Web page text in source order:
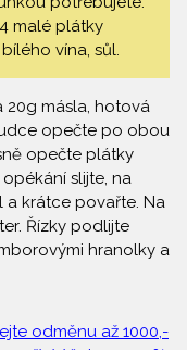
malé plátky
vína, sůl.
20g másla, hotová
opečte po obou
opečte plátky
slijte, na
a krátce povařte. Na
Řízky podlijte
hranolky a
odměnu až 1000,-